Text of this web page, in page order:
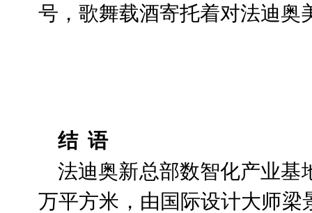
号，歌舞载酒寄托着对法迪奥
结 语
法迪奥新总部数智化产业基
万平方米，由国际设计大师梁